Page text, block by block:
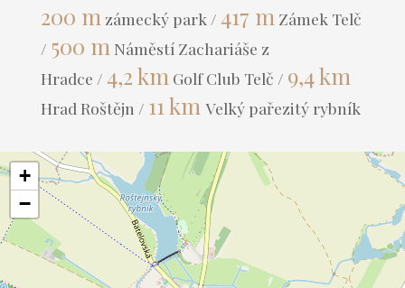
200 m zámecký park / 417 m Zámek Telč
/ 500 m Náměstí Zachariáše z
Hradce / 4,2 km Golf Club Telč / 9,4 km
Hrad Roštějn / 11 km Velký pařezitý rybník
+
−